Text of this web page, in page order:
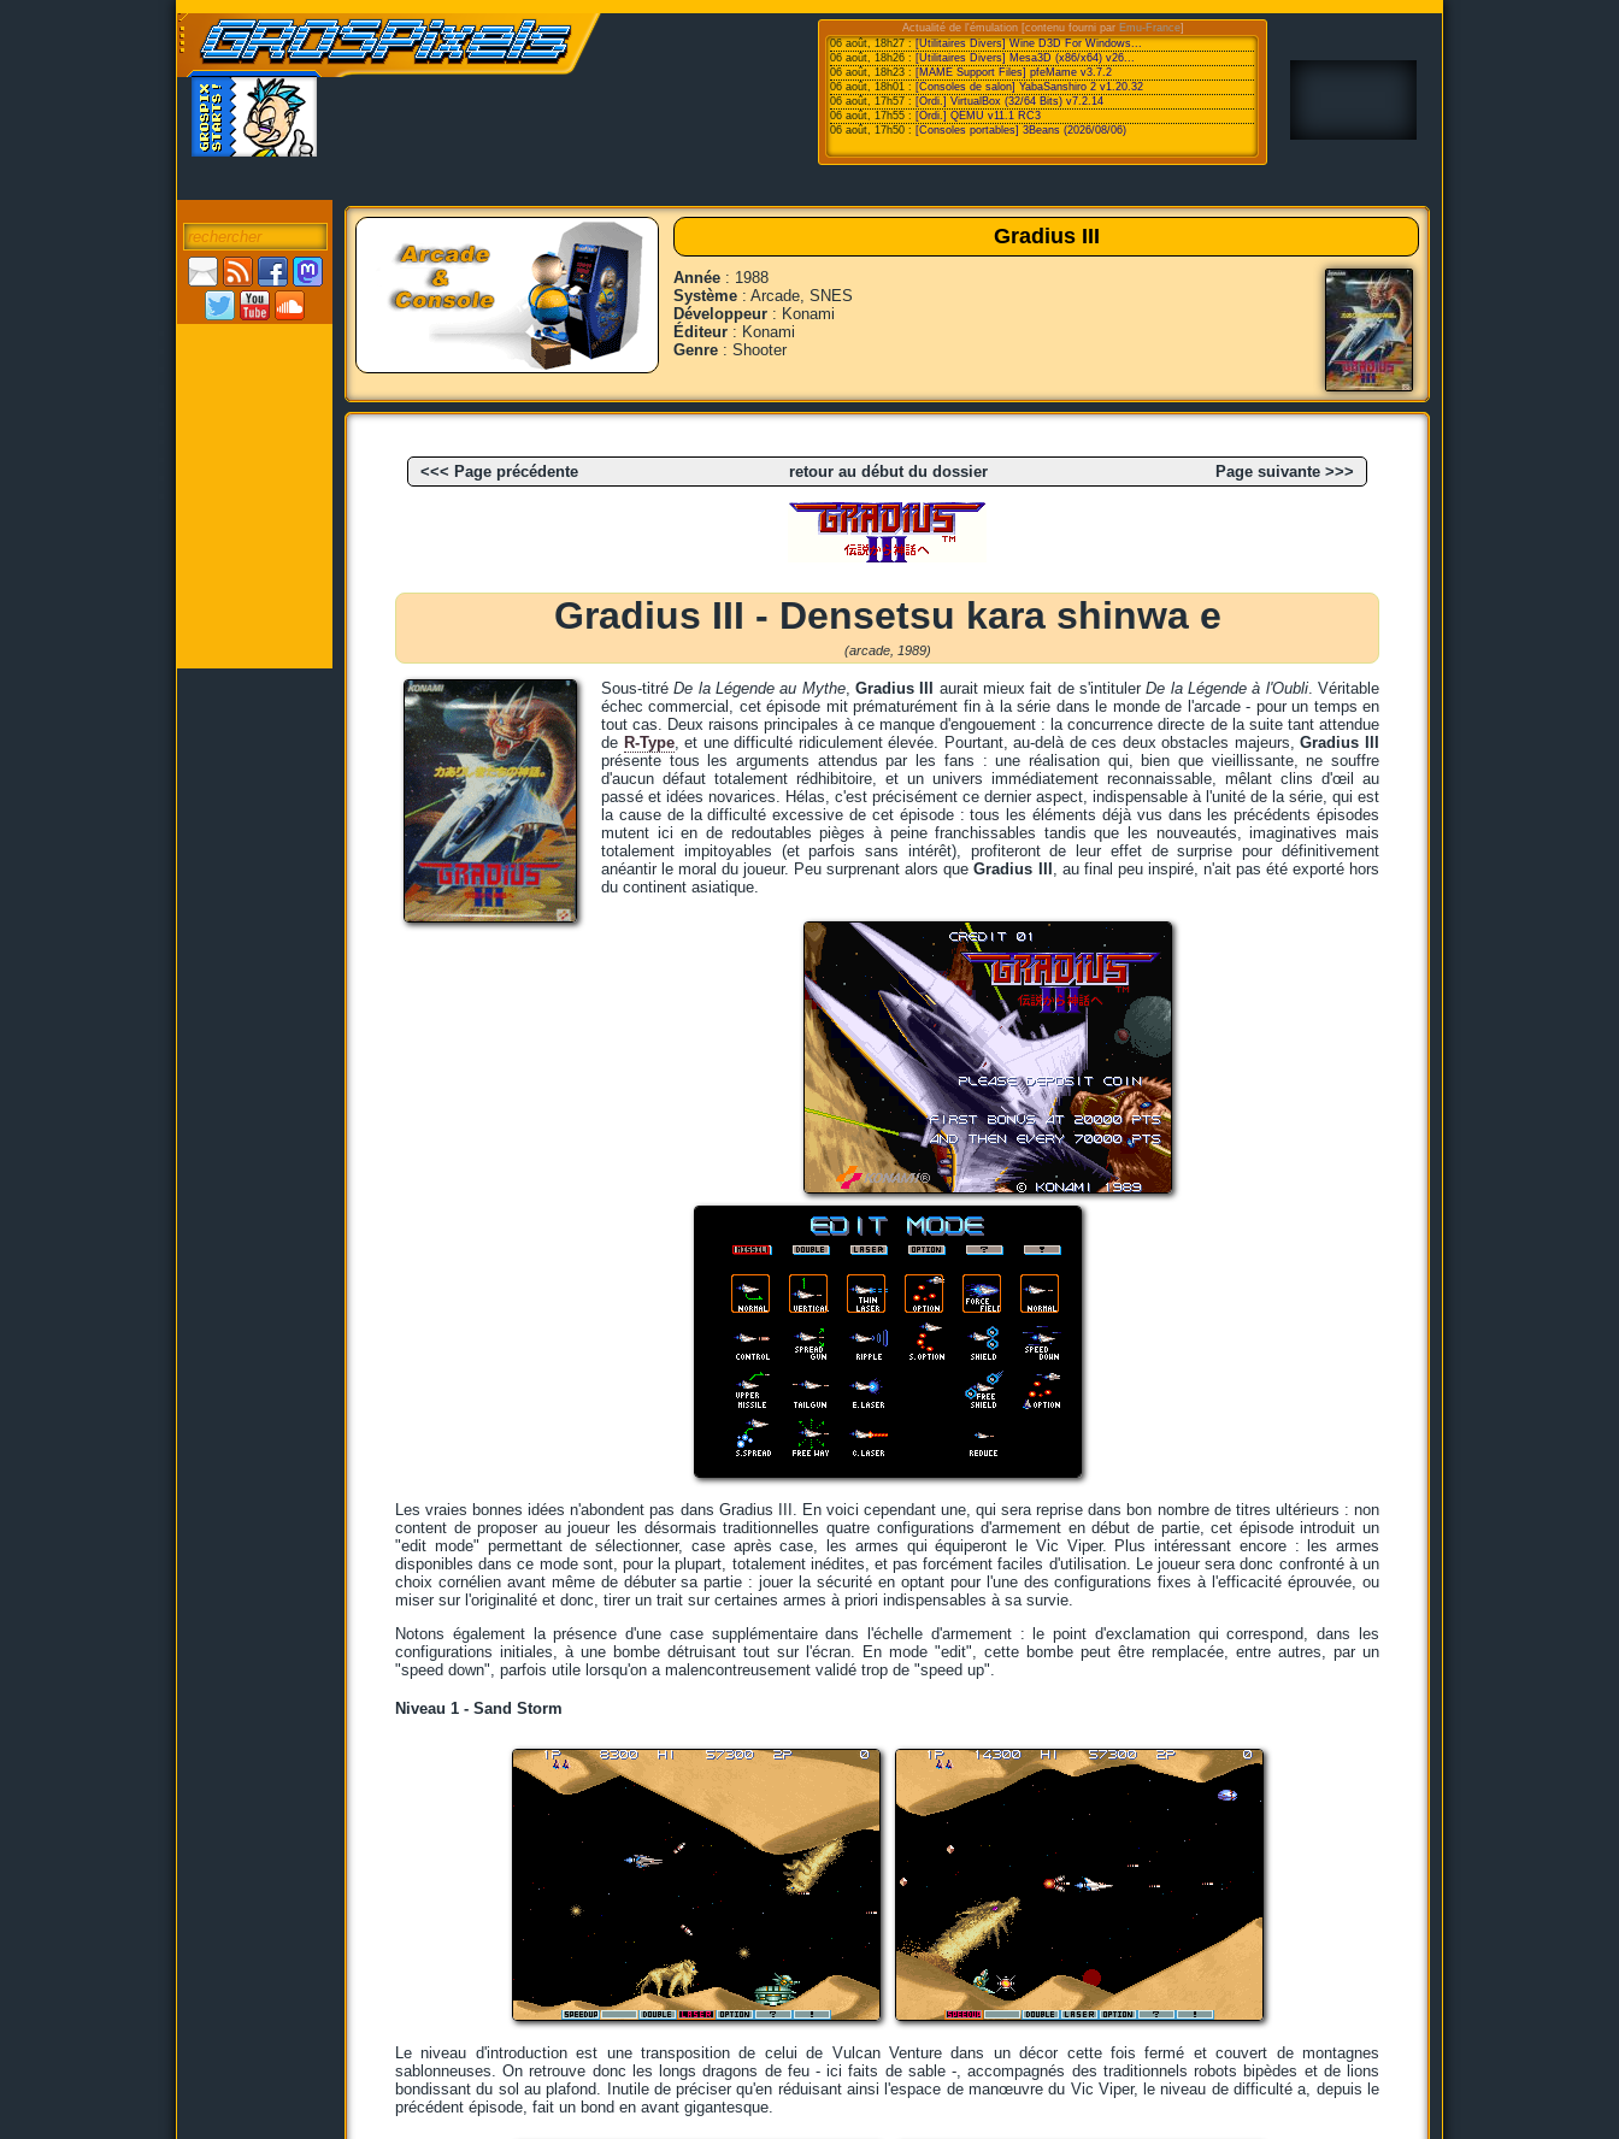
Actualité de l'émulation [contenu fourni par Emu-France]
06 août, 18h27 :[Utilitaires Divers] Wine D3D For Windows...
06 août, 18h26 : [Utilitaires Divers] Mesa3D (x86/x64) v26...
06 août, 18h23 : [MAME Support Files] pfeMame v3.7.2
06 août, 18h01 : [Consoles de salon] YabaSanshiro 2 v1.20.32
06 août, 17h57 : [Ordi.] VirtualBox (32/64 Bits) v7.2.14
06 août, 17h55 : [Ordi.] QEMU v11.1 RC3
06 août, 17h50 : [Consoles portables] 3Beans (2026/08/06)
Gradius III
Année : 1988
Système : Arcade, SNES
Développeur : Konami
Éditeur : Konami
Genre : Shooter
<<< Page précédente retour au début du dossier Page suivante >>>
Gradius III - Densetsu kara shinwa e
(arcade, 1989)
Sous-titréDe la Légende au Mythe,Gradius III aurait mieux fait de s'intitulerDe la Légende à l'Oubli. Véritable
échec commercial, cet épisode mit prématurément fin à la série dans le monde de l'arcade - pour un temps en
tout cas. Deux raisons principales à ce manque d'engouement : la concurrence directe de la suite tant attendue
de R-Type, et une difficulté ridiculement élevée. Pourtant, au-delà de ces deux obstacles majeurs,Gradius III
présente tous les arguments attendus par les fans : une réalisation qui, bien que vieillissante, ne souffre
d'aucun défaut totalement rédhibitoire, et un univers immédiatement reconnaissable, mêlant clins d'œil au
passé et idées novarices. Hélas, c'est précisément ce dernier aspect, indispensable à l'unité de la série, qui est
la cause de la difficulté excessive de cet épisode : tous les éléments déjà vus dans les précédents épisodes
mutent ici en de redoutables pièges à peine franchissables tandis que les nouveautés, imaginatives mais
totalement impitoyables (et parfois sans intérêt), profiteront de leur effet de surprise pour définitivement
anéantir le moral du joueur. Peu surprenant alors queGradius III , au final peu inspiré, n'ait pas été exporté hors
du continent asiatique.
Les vraies bonnes idées n'abondent pas dans Gradius III. En voici cependant une, qui sera reprise dans bon nombre de titres ultérieurs : non
content de proposer au joueur les désormais traditionnelles quatre configurations d'armement en début de partie, cet épisode introduit un
"edit mode" permettant de sélectionner, case après case, les armes qui équiperont le Vic Viper. Plus intéressant encore : les armes
disponibles dans ce mode sont, pour la plupart, totalement inédites, et pas forcément faciles d'utilisation. Le joueur sera donc confronté à un
choix cornélien avant même de débuter sa partie : jouer la sécurité en optant pour l'une des configurations fixes à l'efficacité éprouvée, ou
miser sur l'originalité et donc, tirer un trait sur certaines armes à priori indispensables à sa survie.
Notons également la présence d'une case supplémentaire dans l'échelle d'armement : le point d'exclamation qui correspond, dans les
configurations initiales, à une bombe détruisant tout sur l'écran. En mode "edit", cette bombe peut être remplacée, entre autres, par un
"speed down", parfois utile lorsqu'on a malencontreusement validé trop de "speed up".
Niveau 1 - Sand Storm
Le niveau d'introduction est une transposition de celui de Vulcan Venture dans un décor cette fois fermé et couvert de montagnes
sablonneuses. On retrouve donc les longs dragons de feu - ici faits de sable -, accompagnés des traditionnels robots bipèdes et de lions
bondissant du sol au plafond. Inutile de préciser qu'en réduisant ainsi l'espace de manœuvre du Vic Viper, le niveau de difficulté a, depuis le
précédent épisode, fait un bond en avant gigantesque.